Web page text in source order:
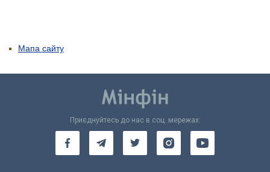
Мапа сайту
Приєднуйтесь до нас в соц. мережах: